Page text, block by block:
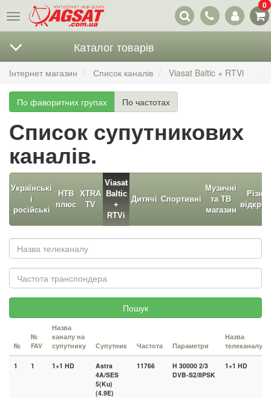
Меню
Наші
контакти
0
Каталог товарів
Інтернет магазин Список каналів Viasat Baltic + RTVi
По фаворитних групах По частотах
Список супутникових
каналів.
Українські
і
російські
НТВ
плюс
XTRA
TV
Viasat
Baltic
+
RTVi
Дитячі Спортивні
Музичні
та ТВ
магазин
Різні
Пошук
№
№
FAV
Назва
каналу на
супутнику
Супутник Частота Параметри
Назва
телеканалу
1 1 1+1 HD
Astra
4A/SES
5(Ku)
(4.9E)
11766
H 30000 2/3
DVB-S2/8PSK
1+1 HD